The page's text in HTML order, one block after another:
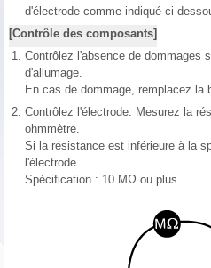
d'électrode comme indiqué ci-
[Contrôle des composants]
1. Contrôlez l'absence de dommages
d'allumage.
En cas de dommage, remplacez la
2. Contrôlez l'électrode. Mesurez la
ohmmètre.
Si la résistance est inférieure à la
l'électrode.
Spécification : 10 MΩ ou plus